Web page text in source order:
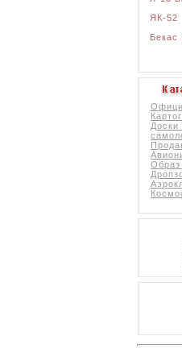
ЯК-52
Бекас
Доски
Образ